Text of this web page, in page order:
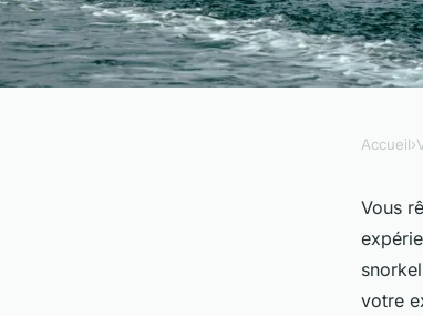
Où pratiquer
des raies manta
Accueil›
Vous
votre